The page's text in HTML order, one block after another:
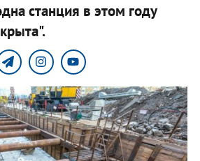
станция в этом году